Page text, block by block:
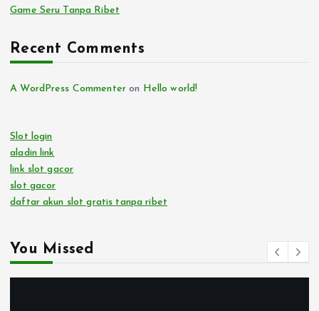
Game Seru Tanpa Ribet
Recent Comments
A WordPress Commenter on Hello world!
Slot login
aladin link
link slot gacor
slot gacor
daftar akun slot gratis tanpa ribet
You Missed